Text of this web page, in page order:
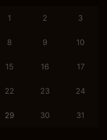
1 2 3
8 9 10
15 16 17
22 23 24
29 30 31